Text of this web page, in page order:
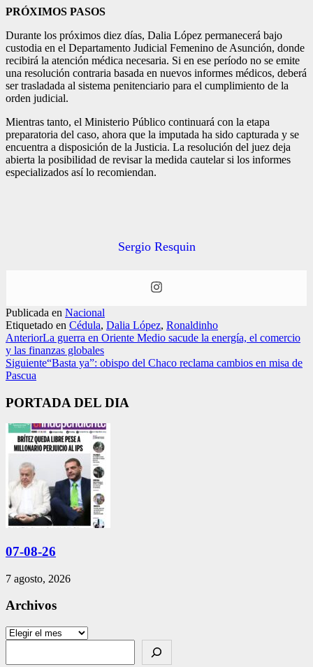
PRÓXIMOS PASOS
Durante los próximos diez días, Dalia López permanecerá bajo
custodia en el Departamento Judicial Femenino de Asunción, donde
recibirá la atención médica necesaria. Si en ese período no se emite
una resolución contraria basada en nuevos informes médicos, deberá
ser trasladada al sistema penitenciario para el cumplimiento de la
orden judicial.
Mientras tanto, el Ministerio Público continuará con la etapa
preparatoria del caso, ahora que la imputada ha sido capturada y se
encuentra a disposición de la Justicia. La resolución del juez deja
abierta la posibilidad de revisar la medida cautelar si los informes
especializados así lo recomiendan.
Sergio Resquin
Publicada en Nacional
Etiquetado en Cédula, Dalia López, Ronaldinho
AnteriorLa guerra en Oriente Medio sacude la energía, el comercio
y las finanzas globales
Siguiente“Basta ya”: obispo del Chaco reclama cambios en misa de
Pascua
PORTADA DEL DIA
07-08-26
7 agosto, 2026
Archivos
Archivos